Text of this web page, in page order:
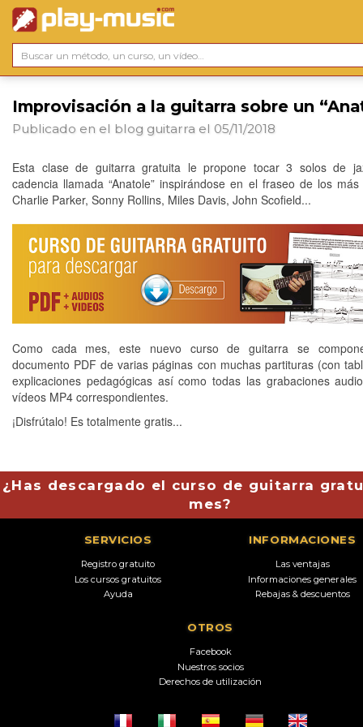
Improvisación a la guitarra sobre un
Publicado en el blog guitarra el 05/11/2018
Esta clase de guitarra gratuita le propone tocar 3 solos de
cadencia llamada “Anatole” inspirándose en el fraseo de los
Charlie Parker, Sonny Rollins, Miles Davis, John Scofield...
Como cada mes, este nuevo curso de guitarra se
documento PDF de varias páginas con muchas partituras (con
explicaciones pedagógicas así como todas las grabaciones
vídeos MP4 correspondientes.
¡Disfrútalo! Es totalmente gratis...
¿Has descargado el curso de guitarra
mes?
SERVICIOS
Registro gratuito
Los cursos gratuitos
Ayuda
INFORMACIONES
Las ventajas
Informaciones generales
Rebajas & descuentos
OTROS
Facebook
Nuestros socios
Derechos de utilización